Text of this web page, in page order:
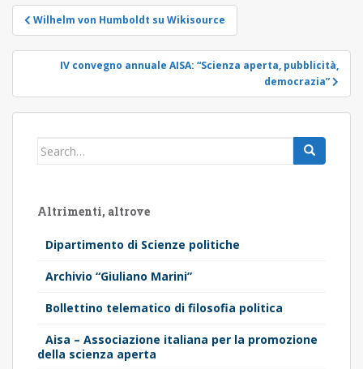
Post
navigation
Wilhelm von Humboldt su Wikisource
IV convegno annuale AISA: “Scienza aperta, pubblicità,
democrazia”
Search
Altrimenti, altrove
Dipartimento di Scienze politiche
Archivio “Giuliano Marini”
Bollettino telematico di filosofia politica
Aisa – Associazione italiana per la promozione
della scienza aperta